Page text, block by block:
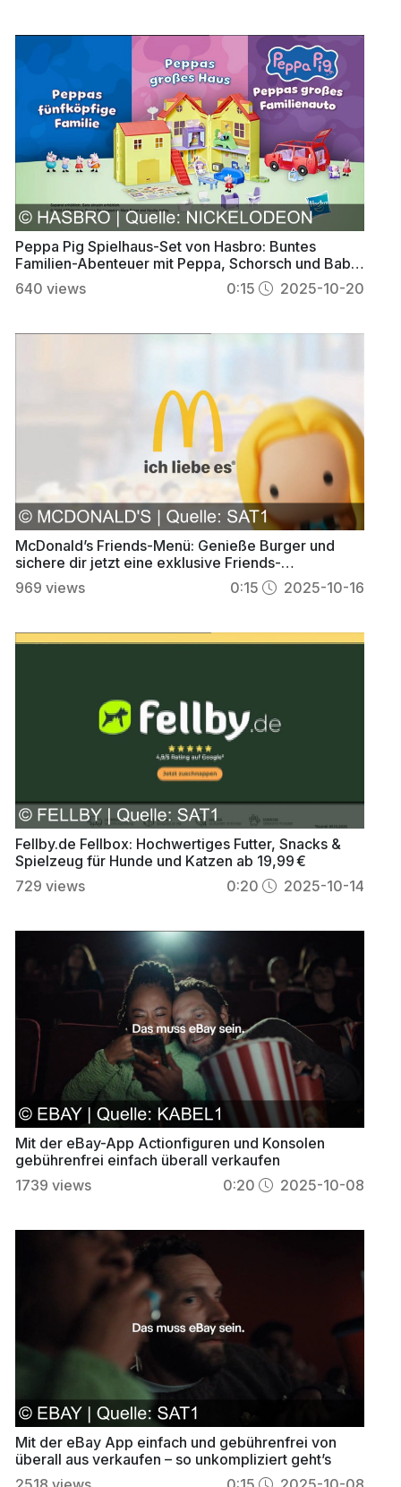
Peppa Pig Spielhaus-Set von Hasbro: Buntes
Familien-Abenteuer mit Peppa, Schorsch und Baby
Evi
640 views 0:15 2025-10-20
McDonald’s Friends-Menü: Genieße Burger und
sichere dir jetzt eine exklusive Friends-
Sammelfigur!
969 views 0:15 2025-10-16
Fellby.de Fellbox: Hochwertiges Futter, Snacks &
Spielzeug für Hunde und Katzen ab 19,99 €
729 views 0:20 2025-10-14
Mit der eBay-App Actionfiguren und Konsolen
gebührenfrei einfach überall verkaufen
1739 views 0:20 2025-10-08
Mit der eBay App einfach und gebührenfrei von
überall aus verkaufen – so unkompliziert geht’s